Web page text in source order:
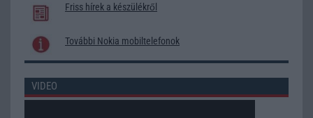
Friss hírek a készülékről
További Nokia mobiltelefonok
VIDEO